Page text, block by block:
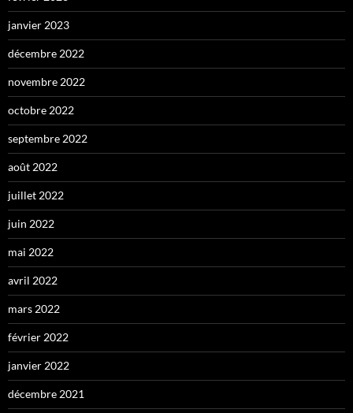
janvier 2023
décembre 2022
novembre 2022
octobre 2022
septembre 2022
août 2022
juillet 2022
juin 2022
mai 2022
avril 2022
mars 2022
février 2022
janvier 2022
décembre 2021